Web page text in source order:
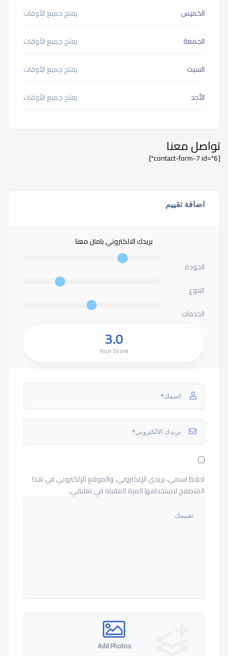
الخميس يفتح جميع الأوقات
الجمعة يفتح جميع الأوقات
السبت يفتح جميع الأوقات
الأحد يفتح جميع الأوقات
تواصل معنا
[contact-form-7 id="6"]
اضافة تقييم
بريدك الالكتروني بامان معنا
الجودة
التنوع
الخدمات
3.0
Your Score
احفظ اسمي، بريدي الإلكتروني، والموقع الإلكتروني في هذا
المتصفح لاستخدامها المرة المقبلة في تعليقي.
Add Photos